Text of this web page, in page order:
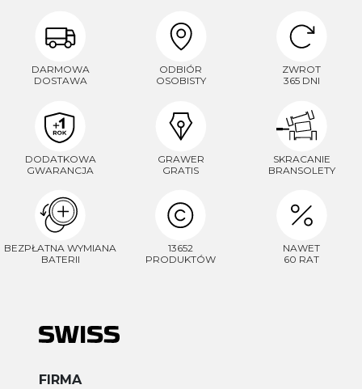
DARMOWA
DOSTAWA
ODBIÓR
OSOBISTY
ZWROT
365 DNI
DODATKOWA
GWARANCJA
GRAWER
GRATIS
SKRACANIE
BRANSOLETY
BEZPŁATNA WYMIANA
BATERII
13652
PRODUKTÓW
NAWET
60 RAT
FIRMA